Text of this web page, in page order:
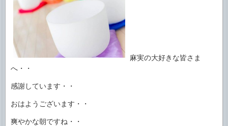
麻実の大好きな皆さま
へ・・
感謝しています・・
おはようございます・・
爽やかな朝ですね・・